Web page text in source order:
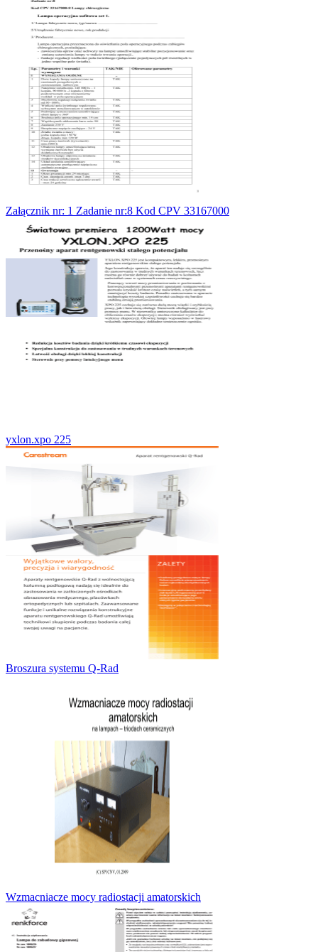
Załącznik nr: 1 Zadanie nr:8 Kod CPV 33167000
yxlon.xpo 225
Broszura systemu Q-Rad
Wzmacniacze mocy radiostacji amatorskich